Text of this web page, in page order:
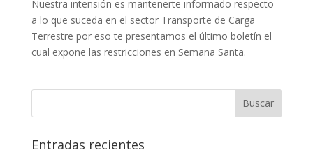
Nuestra intensión es mantenerte informado respecto
a lo que suceda en el sector Transporte de Carga
Terrestre por eso te presentamos el último boletín el
cual expone las restricciones en Semana Santa.
Entradas recientes